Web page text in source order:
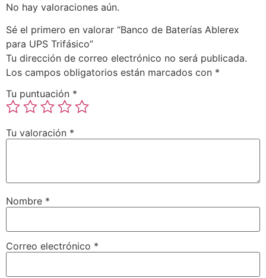
No hay valoraciones aún.
Sé el primero en valorar “Banco de Baterías Ablerex
para UPS Trifásico”
Tu dirección de correo electrónico no será publicada.
Los campos obligatorios están marcados con *
Tu puntuación *
Tu valoración *
Nombre *
Correo electrónico *